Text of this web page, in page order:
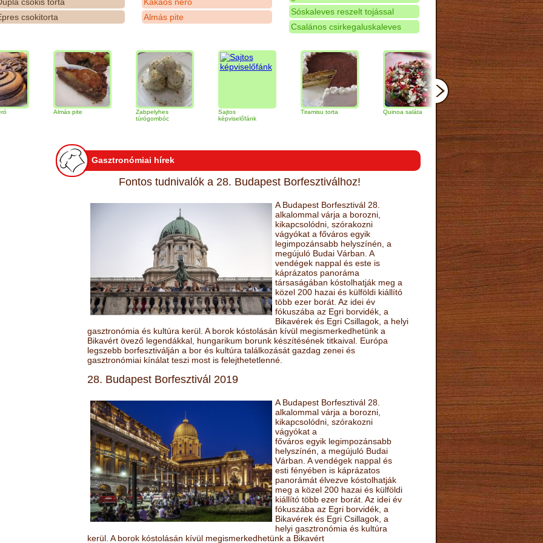
csokitorta
Almás pite
Sóskaleves reszelt tojással
Csalános csirkegaluskaleves
Almás pite
Zabpelyhes
túrógombóc
képviselőfánk
Tiramisu torta Quinoa saláta Mandulás kifli
Gasztronómiai hírek
Fontos tudnivalók a 28. Budapest Borfesztiválhoz!
A Budapest Borfesztivál 28.
alkalommal várja a borozni,
kikapcsolódni, szórakozni
vágyókat a főváros egyik
legimpozánsabb helyszínén, a
megújuló Budai Várban. A
vendégek nappal és este is
káprázatos panoráma
társaságában kóstolhatják meg a
közel 200 hazai és külföldi kiállító
több ezer borát. Az idei év
fókuszába az Egri borvidék, a
Bikavérek és Egri Csillagok, a helyi
gasztronómia és kultúra kerül. A borok kóstolásán kívül megismerkedhetünk a
Bikavért övező legendákkal, hungarikum borunk készítésének titkaival. Európa
legszebb borfesztiválján a bor és kultúra találkozását gazdag zenei és
gasztronómiai kínálat teszi most is felejthetetlenné.
28. Budapest Borfesztivál 2019
A Budapest Borfesztivál 28.
alkalommal várja a borozni,
kikapcsolódni, szórakozni
vágyókat a
főváros egyik legimpozánsabb
helyszínén, a megújuló Budai
Várban. A vendégek nappal és
esti fényében is káprázatos
panorámát élvezve kóstolhatják
meg a közel 200 hazai és külföldi
kiállító több ezer borát. Az idei év
fókuszába az Egri borvidék, a
Bikavérek és Egri Csillagok, a
helyi gasztronómia és kultúra
kerül. A borok kóstolásán kívül megismerkedhetünk a Bikavért